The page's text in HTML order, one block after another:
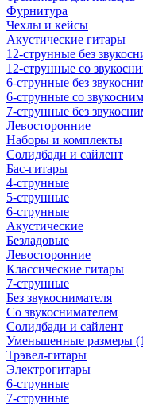
Фурнитура
Чехлы и кейсы
Акустические гитары
12-струнные без
12-струнные со
6-струнные без
6-струнные со
7-струнные без
Левосторонние
Наборы и комплекты
Солидбади и сайлент
Бас-гитары
4-струнные
5-струнные
6-струнные
Акустические
Безладовые
Левосторонние
Классические гитары
7-струнные
Без звукоснимателя
Со звукоснимателем
Солидбади и сайлент
Уменьшенные размеры
Трэвел-гитары
Электрогитары
6-струнные
7-струнные